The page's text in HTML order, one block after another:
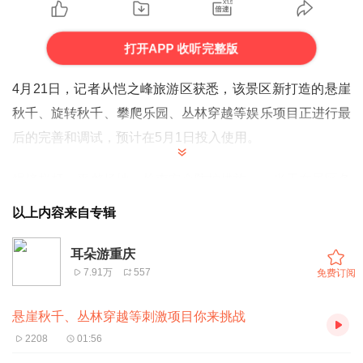
打开APP 收听完整版
4月21日，记者从恺之峰旅游区获悉，该景区新打造的悬崖
秋千、旋转秋千、攀爬乐园、丛林穿越等娱乐项目正进行最
后的完善和调试，预计在5月1日投入使用。
个娱乐项目施工现场看到，几个娱乐项目已初步建成，工人
据了解，悬崖秋千、旋转秋千、攀爬乐园、丛林穿越等娱乐
丛林穿越娱乐项目正进行栏杆焊接等安全设施的完善，悬崖
以上内容来自专辑
耳朵游重庆
7.91万 557 免费订阅
悬崖秋千、丛林穿越等刺激项目你来挑战
2208 01:56